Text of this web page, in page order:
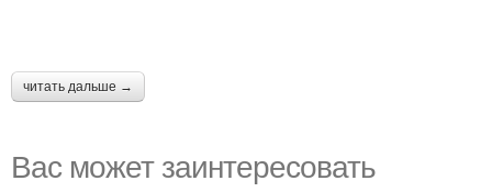
читать дальше →
Вас может заинтересовать